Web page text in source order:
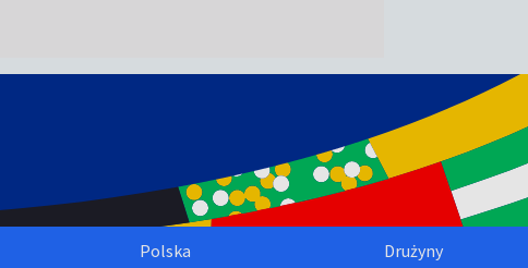
Polska Drużyny